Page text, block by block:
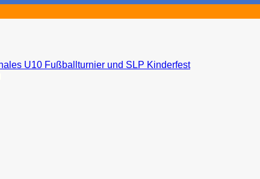
U10 Fußballturnier und SLP Kinderfest